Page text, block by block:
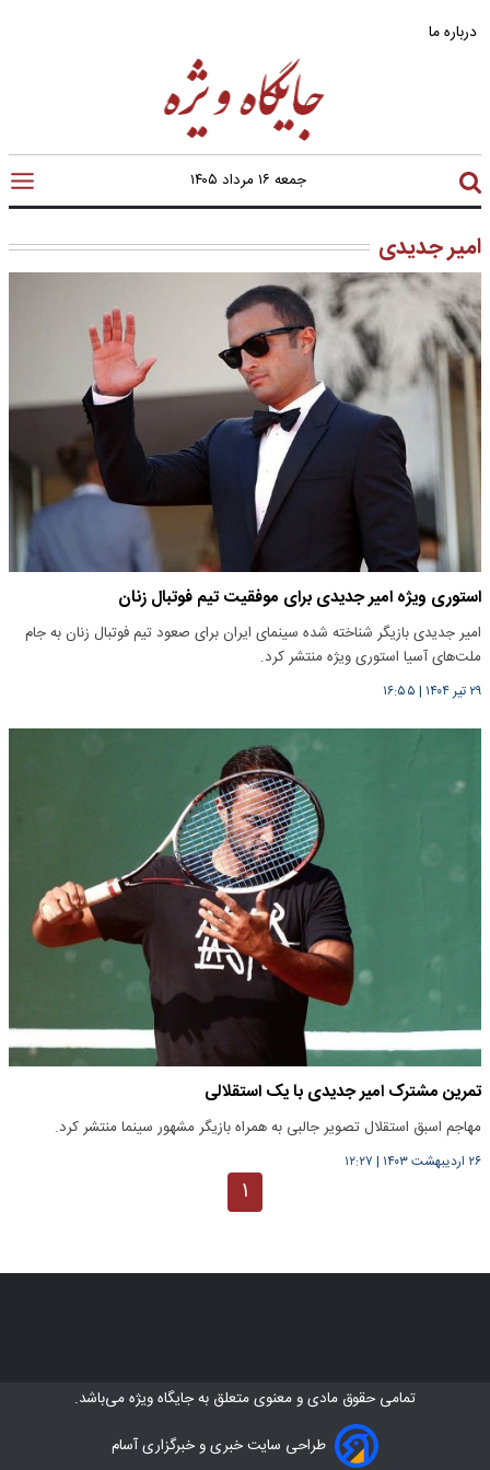
درباره ما
جمعه ۱۶ مرداد ۱۴۰۵
امیر جدیدی
استوری ویژه امیر جدیدی برای موفقیت تیم فوتبال زنان
امیر جدیدی بازیگر شناخته شده سینمای ایران برای صعود تیم فوتبال زنان به جام
ملت‌های آسیا استوری ویژه منتشر کرد.
۲۹ تیر ۱۴۰۴ | ۱۶:۵۵
تمرین مشترک امیر جدیدی با یک استقلالی
مهاجم اسبق استقلال تصویر جالبی به همراه بازیگر مشهور سینما منتشر کرد.
۲۶ اردیبهشت ۱۴۰۳ | ۱۲:۲۷
۱
تمامی حقوق مادی و معنوی متعلق بهجایگاه ویژهمی‌باشد.
طراحی سایت خبری و خبرگزاری آسام